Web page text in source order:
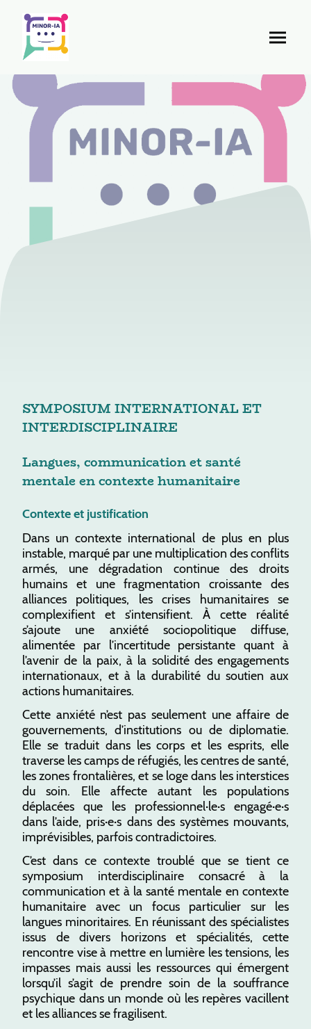
SYMPOSIUM INTERNATIONAL ET
INTERDISCIPLINAIRE
Langues, communication et santé
mentale en contexte humanitaire
Contexte et justification
Dans un contexte international de plus en plus
instable, marqué par une multiplication des conflits
armés, une dégradation continue des droits
humains et une fragmentation croissante des
alliances politiques, les crises humanitaires se
complexifient et s’intensifient. À cette réalité
s’ajoute une anxiété sociopolitique diffuse,
alimentée par l’incertitude persistante quant à
l’avenir de la paix, à la solidité des engagements
internationaux, et à la durabilité du soutien aux
actions humanitaires.
Cette anxiété n’est pas seulement une affaire de
gouvernements, d’institutions ou de diplomatie.
Elle se traduit dans les corps et les esprits, elle
traverse les camps de réfugiés, les centres de santé,
les zones frontalières, et se loge dans les interstices
du soin. Elle affecte autant les populations
déplacées que les professionnel·le·s engagé·e·s
dans l’aide, pris·e·s dans des systèmes mouvants,
imprévisibles, parfois contradictoires.
C’est dans ce contexte troublé que se tient ce
symposium interdisciplinaire consacré à la
communication et à la santé mentale en contexte
humanitaire avec un focus particulier sur les
langues minoritaires. En réunissant des spécialistes
issus de divers horizons et spécialités, cette
rencontre vise à mettre en lumière les tensions, les
impasses mais aussi les ressources qui émergent
lorsqu’il s’agit de prendre soin de la souffrance
psychique dans un monde où les repères vacillent
et les alliances se fragilisent.